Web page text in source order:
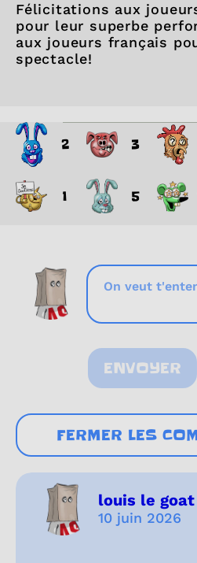
Félicitations aux
pour leur superbe
aux joueurs français
spectacle!
2 3
1 5
ENVOYER
FERMER LES
louis le goat
10 juin 2026